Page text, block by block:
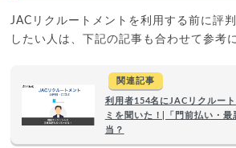
JACリクルートメントを利用する前に評
したい人は、下記の記事も合わせて参考
関連記事
利用者154名にJACリクルー
ミを聞いた！|「門前払い・最
当？